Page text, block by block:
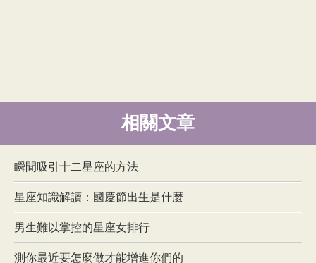
相關文章
瞬間吸引十二星座的方法
星座知識解讀：國慶節出生是什麼
男生難以掌控的星座女排行
測你最近要怎麼做才能增進你們的